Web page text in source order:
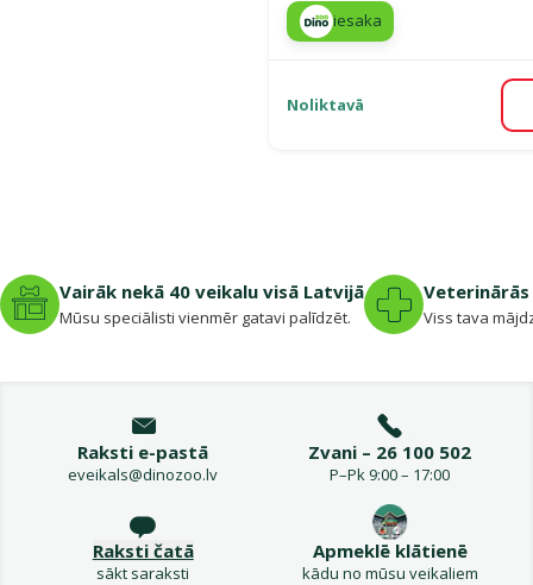
iesaka
Noliktavā
Vairāk nekā 40 veikalu visā Latvijā
Mūsu speciālisti vienmēr gatavi palīdzēt. Viss tava
Raksti e-pastā
eveikals@dinozoo.lv
Zvani – 26 100 502
P–Pk 9:00 – 17:00
Raksti čatā
sākt saraksti
Apmeklē klātienē
kādu no mūsu veikaliem